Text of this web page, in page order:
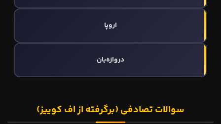
اروپا
دروازه‌بان
سوالات تصادفی (برگرفته از اف کوییز)